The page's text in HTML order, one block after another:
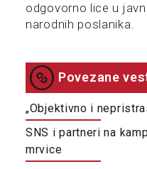
odgovorno lice u
narodnih poslanika.
Povezane
„Objektivno i
SNS i partneri na
mrvice